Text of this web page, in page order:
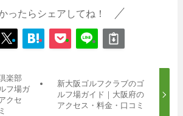
ったらシェアしてね！
楽部
フ場ガ
クセ
新大阪ゴルフクラブのゴ
ルフ場ガイド｜大阪府の
アクセス・料金・口コミ